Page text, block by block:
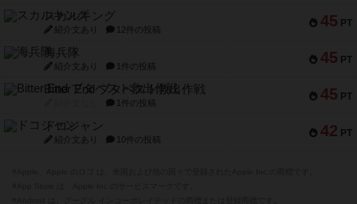
45 PT
スカルキング
紹介文あり 12件の投稿
45 PT
海兵隊
紹介文あり 1件の投稿
45 PT
Bitter End ブタペスト救出作戦
1件の投稿
42 PT
ドコジャン
紹介文あり 10件の投稿